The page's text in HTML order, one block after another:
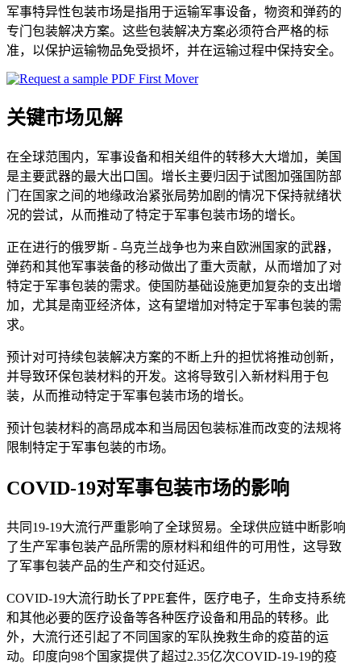
军事特异性包装市场是指用于运输军事设备，物资和弹药的
专门包装解决方案。这些包装解决方案必须符合严格的标
准，以保护运输物品免受损坏，并在运输过程中保持安全。
关键市场见解
在全球范围内，军事设备和相关组件的转移大大增加，美国
是主要武器的最大出口国。增长主要归因于试图加强国防部
门在国家之间的地缘政治紧张局势加剧的情况下保持就绪状
况的尝试，从而推动了特定于军事包装市场的增长。
正在进行的俄罗斯 - 乌克兰战争也为来自欧洲国家的武器，
弹药和其他军事装备的移动做出了重大贡献，从而增加了对
特定于军事包装的需求。使国防基础设施更加复杂的支出增
加，尤其是南亚经济体，这有望增加对特定于军事包装的需
求。
预计对可持续包装解决方案的不断上升的担忧将推动创新，
并导致环保包装材料的开发。这将导致引入新材料用于包
装，从而推动特定于军事包装市场的增长。
预计包装材料的高昂成本和当局因包装标准而改变的法规将
限制特定于军事包装的市场。
COVID-19对军事包装市场的影响
共同19-19大流行严重影响了全球贸易。全球供应链中断影响
了生产军事包装产品所需的原材料和组件的可用性，这导致
了军事包装产品的生产和交付延迟。
COVID-19大流行助长了PPE套件，医疗电子，生命支持系统
和其他必要的医疗设备等各种医疗设备和用品的转移。此
外，大流行还引起了不同国家的军队挽救生命的疫苗的运
动。印度向98个国家提供了超过2.35亿次COVID-19-19的疫